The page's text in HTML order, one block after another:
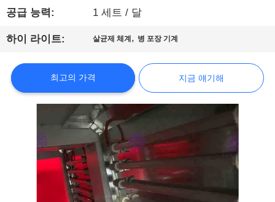
학
질
공급 능력: 1 세트 / 달
하이 라이트: 살균제 체계 , 병 포장 기계
최고의 가격 지금 얘기해